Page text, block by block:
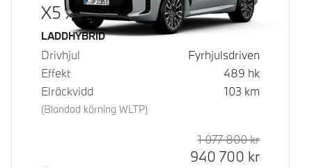
X5 xDrive50e
Bränsle
LADDHYBRID
Drivhjul
Fyrhjulsdriven
Effekt
489 hk
Elräckvidd
(Blandad körning WLTP)
103 km
Rek. ord
1 077 800kr
940 700 kr